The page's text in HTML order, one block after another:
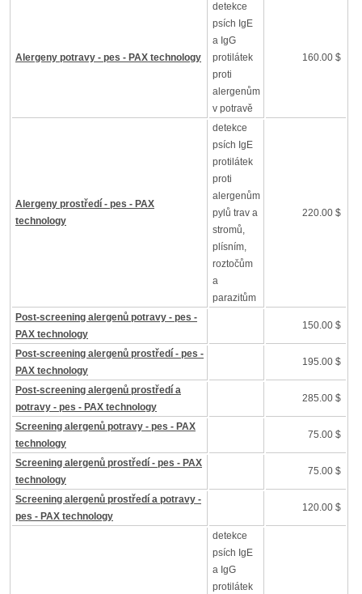
Alergeny potravy - pes - PAX technology
detekce
psích IgE
a IgG
protilátek
proti
alergenům
v potravě
160.00 $
Alergeny prostředí - pes - PAX
technology
detekce
psích IgE
protilátek
proti
alergenům
pylů trav a
stromů,
plísním,
roztočům
a
parazitům
220.00 $
Post-screening alergenů potravy - pes -
PAX technology
150.00 $
Post-screening alergenů prostředí - pes -
PAX technology
195.00 $
Post-screening alergenů prostředí a
potravy - pes - PAX technology
285.00 $
Screening alergenů potravy - pes - PAX
technology
75.00 $
Screening alergenů prostředí - pes - PAX
technology
75.00 $
Screening alergenů prostředí a potravy -
pes - PAX technology
120.00 $
detekce
psích IgE
a IgG
protilátek